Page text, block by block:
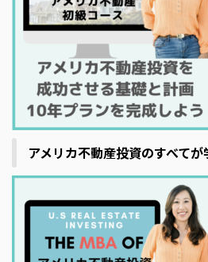
アメリカ不動産投資のすべて